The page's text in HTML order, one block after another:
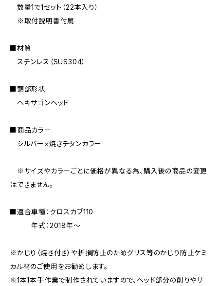
数量1で1セット（22本入り）
※取付説明書付属
■材質
ステンレス（SUS304）
■頭部形状
ヘキサゴンヘッド
■商品カラー
シルバー×焼きチタンカラー
※サイズやカラーごとに価格が異なる為、購入後の商品の変更
はできません。
■適合車種：クロスカブ110
年式：2018年〜
※かじり（焼き付き）や折損防止のためグリス等のかじり防止ケミ
カル材のご使用をお勧めします。
※1本1本手作業で制作されていますので、ヘッド部分の削りやサ